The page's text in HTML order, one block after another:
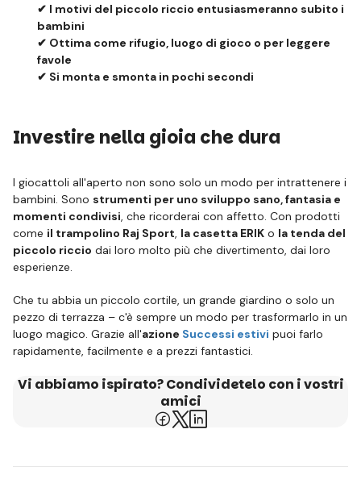
✔ I motivi del piccolo riccio entusiasmeranno subito i
bambini
✔ Ottima come rifugio, luogo di gioco o per leggere
favole
✔ Si monta e smonta in pochi secondi
Investire nella gioia che dura
I giocattoli all'aperto non sono solo un modo per intrattenere i
bambini. Sono strumenti per uno sviluppo sano, fantasia e
momenti condivisi, che ricorderai con affetto. Con prodotti
come il trampolino Raj Sport, la casetta ERIK o la tenda del
piccolo riccio dai loro molto più che divertimento, dai loro
esperienze.
Che tu abbia un piccolo cortile, un grande giardino o solo un
pezzo di terrazza – c'è sempre un modo per trasformarlo in un
luogo magico. Grazie all'azione Successi estivi puoi farlo
rapidamente, facilmente e a prezzi fantastici.
Vi abbiamo ispirato? Condividetelo con i vostri
amici